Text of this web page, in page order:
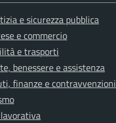
e sicurezza pubblica
e commercio
e trasporti
benessere e assistenza
finanze e contravvenzioni